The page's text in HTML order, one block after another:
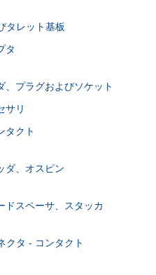
タレット基板
タ
、プラグおよびソケット
サリ
タクト
ダ、オスピン
ドスペーサ、スタッカ
クタ - コンタクト